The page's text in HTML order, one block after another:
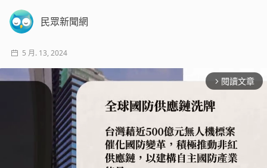
民眾新聞網
5 月. 13, 2024
arrow_forward_ios 閱讀文章